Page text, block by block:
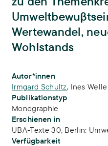
Wertewandel,
Wohlstands
Publikations-Infos
Autor*innen
Irmgard Schultz, Ines
Publikationstyp
Monographie
Erschienen in
UBA-Texte 30, Berlin:
Verfügbarkeit